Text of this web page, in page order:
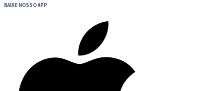
BAIXE NOSSO APP